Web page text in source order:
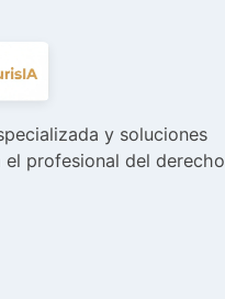
y soluciones
profesional del derecho